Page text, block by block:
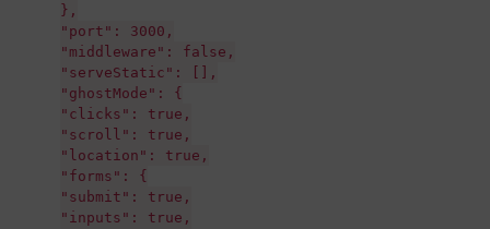
},
"port": 3000,
"middleware": false,
"serveStatic": [],
"ghostMode": {
"clicks": true,
"scroll": true,
"location": true,
"forms": {
"submit": true,
"inputs": true,